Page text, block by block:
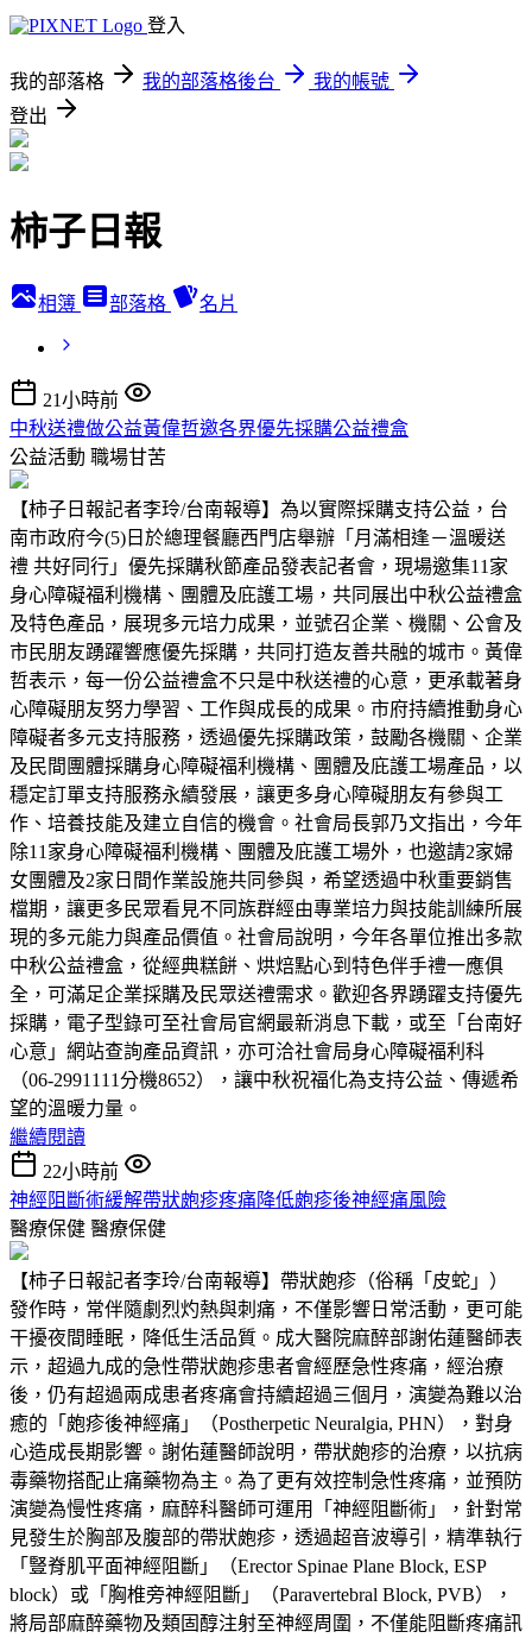
登入
我的部落格 我的部落格後台
我的帳號
登出
柿子日報
相簿 部落格 名片
21小時前
中秋送禮做公益黃偉哲邀各界優先採購公益禮盒
公益活動 職場甘苦
【柿子日報記者李玲/台南報導】為以實際採購支持公益，台
南市政府今(5)日於總理餐廳西門店舉辦「月滿相逢－溫暖送
禮 共好同行」優先採購秋節產品發表記者會，現場邀集11家
身心障礙福利機構、團體及庇護工場，共同展出中秋公益禮盒
及特色產品，展現多元培力成果，並號召企業、機關、公會及
市民朋友踴躍響應優先採購，共同打造友善共融的城市。黃偉
哲表示，每一份公益禮盒不只是中秋送禮的心意，更承載著身
心障礙朋友努力學習、工作與成長的成果。市府持續推動身心
障礙者多元支持服務，透過優先採購政策，鼓勵各機關、企業
及民間團體採購身心障礙福利機構、團體及庇護工場產品，以
穩定訂單支持服務永續發展，讓更多身心障礙朋友有參與工
作、培養技能及建立自信的機會。社會局長郭乃文指出，今年
除11家身心障礙福利機構、團體及庇護工場外，也邀請2家婦
女團體及2家日間作業設施共同參與，希望透過中秋重要銷售
檔期，讓更多民眾看見不同族群經由專業培力與技能訓練所展
現的多元能力與產品價值。社會局說明，今年各單位推出多款
中秋公益禮盒，從經典糕餅、烘焙點心到特色伴手禮一應俱
全，可滿足企業採購及民眾送禮需求。歡迎各界踴躍支持優先
採購，電子型錄可至社會局官網最新消息下載，或至「台南好
心意」網站查詢產品資訊，亦可洽社會局身心障礙福利科
（06-2991111分機8652），讓中秋祝福化為支持公益、傳遞希
望的溫暖力量。
繼續閱讀
22小時前
神經阻斷術緩解帶狀皰疹疼痛降低皰疹後神經痛風險
醫療保健 醫療保健
【柿子日報記者李玲/台南報導】帶狀皰疹（俗稱「皮蛇」）
發作時，常伴隨劇烈灼熱與刺痛，不僅影響日常活動，更可能
干擾夜間睡眠，降低生活品質。成大醫院麻醉部謝佑蓮醫師表
示，超過九成的急性帶狀皰疹患者會經歷急性疼痛，經治療
後，仍有超過兩成患者疼痛會持續超過三個月，演變為難以治
癒的「皰疹後神經痛」（Postherpetic Neuralgia, PHN），對身
心造成長期影響。謝佑蓮醫師說明，帶狀皰疹的治療，以抗病
毒藥物搭配止痛藥物為主。為了更有效控制急性疼痛，並預防
演變為慢性疼痛，麻醉科醫師可運用「神經阻斷術」，針對常
見發生於胸部及腹部的帶狀皰疹，透過超音波導引，精準執行
「豎脊肌平面神經阻斷」（Erector Spinae Plane Block, ESP
block）或「胸椎旁神經阻斷」（Paravertebral Block, PVB），
將局部麻醉藥物及類固醇注射至神經周圍，不僅能阻斷疼痛訊